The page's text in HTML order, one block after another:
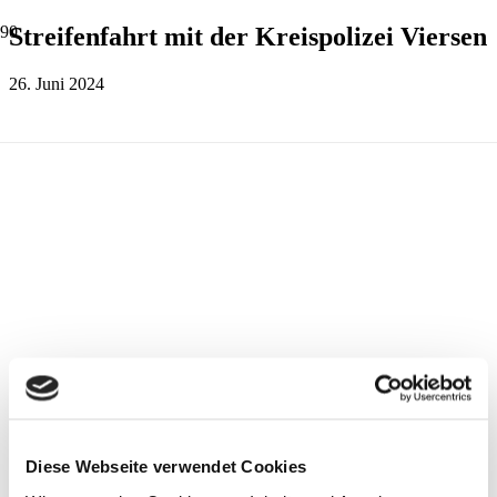
Diese Webseite verwendet Cookies
Streifenfahrt mit der Kreispolizei Viersen
26. Juni 2024